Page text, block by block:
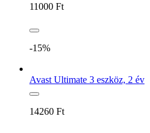
11000 Ft
-15%
Avast Ultimate 3 eszköz, 2 év
14260 Ft